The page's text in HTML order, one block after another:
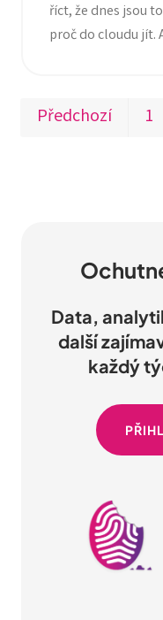
říct, že dnes jsou
proč do cloudu jít.
Předchozí 1
Data,
další
každý